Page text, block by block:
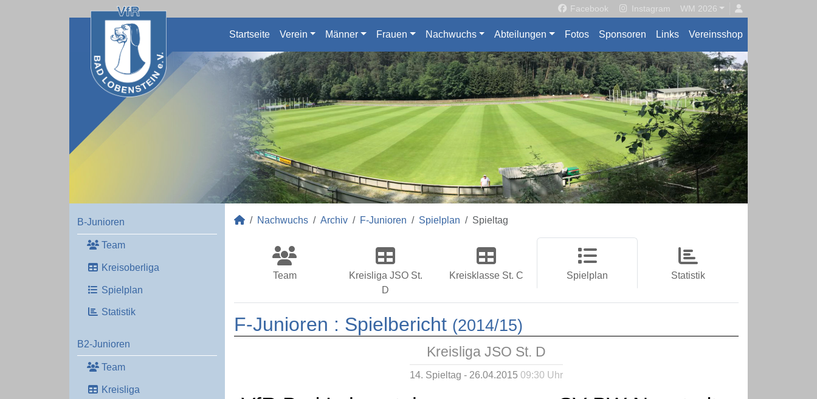
Facebook Instagram WM 2026
Startseite Verein Männer Frauen Nachwuchs Abteilungen Fotos Sponsoren Links Vereinsshop
B-Junioren
Team
Kreisoberliga
Spielplan
Statistik
B2-Junioren
Team
Kreisliga
Nachwuchs Archiv F-Junioren Spielplan Spieltag
Team
Kreisliga JSO St.
D
Kreisklasse St. C Spielplan Statistik
F-Junioren : Spielbericht (2014/15)
Kreisliga JSO St. D
14. Spieltag - 26.04.2015 09:30 Uhr